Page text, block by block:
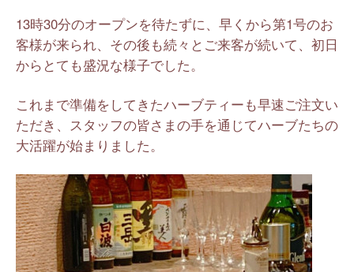
13時30分のオープンを待たずに、早くから第1号のお
客様が来られ、その後も続々とご来客が続いて、初日
からとても盛況な様子でした。
これまで準備をしてきたハーブティーも早速ご注文い
ただき、スタッフの皆さまの手を通じてハーブたちの
大活躍が始まりました。